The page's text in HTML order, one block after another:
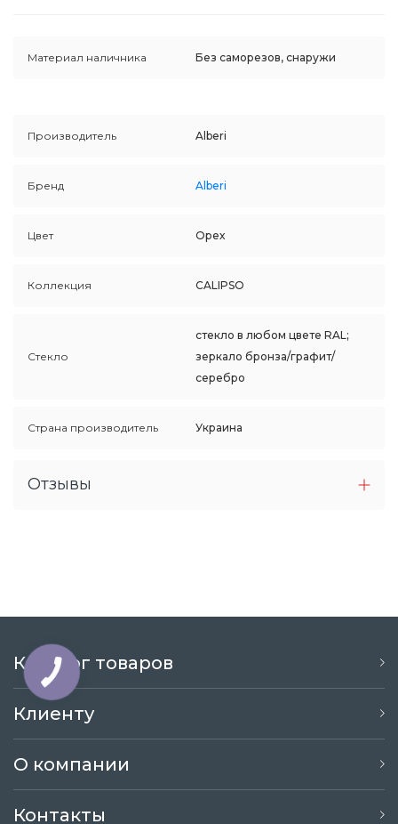
Материал наличника Без саморезов, снаружи
Производитель Alberi
Бренд Alberi
Цвет Орех
Коллекция CALIPSO
Стекло
стекло в любом цвете RAL;
зеркало бронза/графит/
серебро
Страна производитель Украина
Отзывы
Каталог товаров
Клиенту
О компании
Контакты